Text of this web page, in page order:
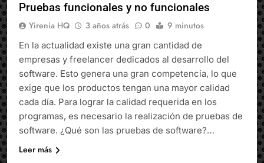
Pruebas funcionales y no funcionales
Yirenia HQ 3 años atrás 0 9 minutos
En la actualidad existe una gran cantidad de
empresas y freelancer dedicados al desarrollo del
software. Esto genera una gran competencia, lo que
exige que los productos tengan una mayor calidad
cada día. Para lograr la calidad requerida en los
programas, es necesario la realización de pruebas de
software. ¿Qué son las pruebas de software?…
Leer más